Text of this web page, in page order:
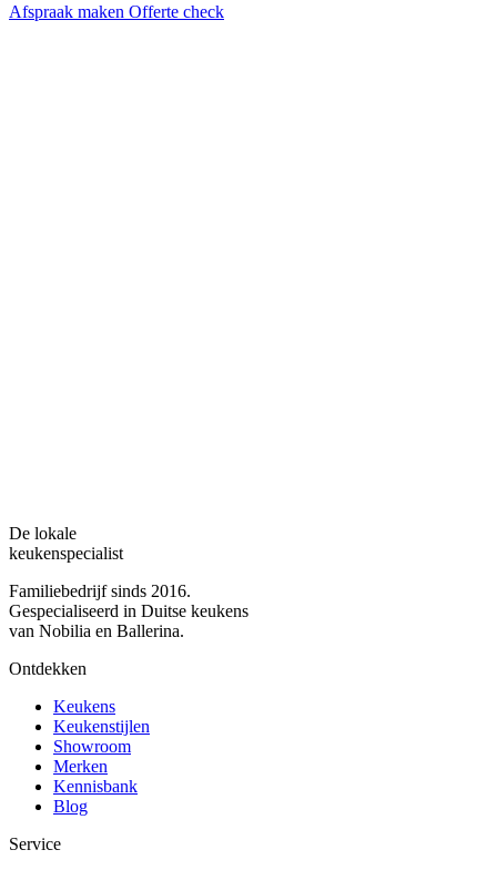
Afspraak maken Offerte check
De lokale
keukenspecialist
Familiebedrijf sinds 2016.
Gespecialiseerd in Duitse keukens
van Nobilia en Ballerina.
Ontdekken
Keukens
Keukenstijlen
Showroom
Merken
Kennisbank
Blog
Service